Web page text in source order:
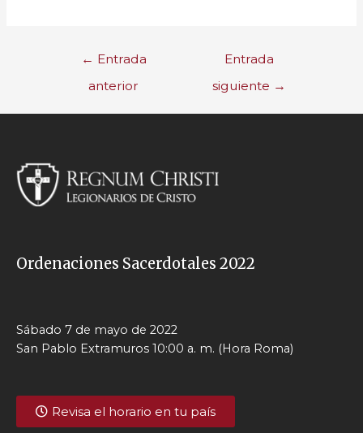
← Entrada
anterior
Entrada
siguiente →
Ordenaciones Sacerdotales 2022
Sábado 7 de mayo de 2022
San Pablo Extramuros 10:00 a. m. (Hora Roma)
Revisa el horario en tu país